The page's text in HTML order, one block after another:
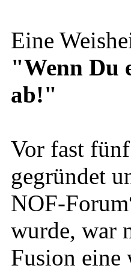
Eine
"Wenn Du
ab!"
Vor fast
gegründet
NOF-
wurde, war
Fusion